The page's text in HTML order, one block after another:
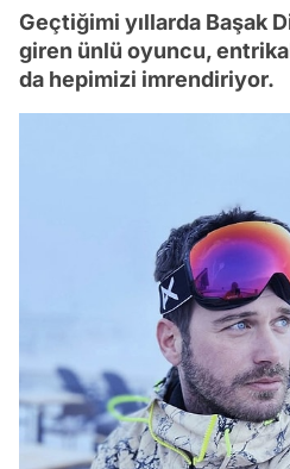
Geçtiğimi yıllarda Başak
giren ünlü oyuncu,
da hepimizi imrendiriyor.